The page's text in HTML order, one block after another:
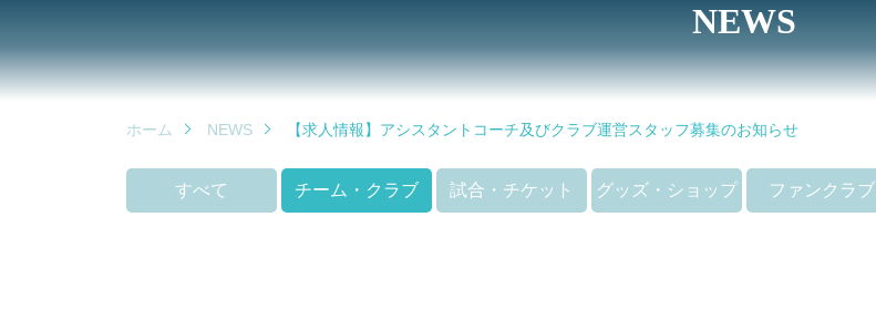
NEWS
ホーム NEWS 【求人情報】アシスタントコーチ及びクラブ運営スタッフ募集のお知らせ
すべて チーム・クラブ 試合・チケット グッズ・ショップ ファンクラブ